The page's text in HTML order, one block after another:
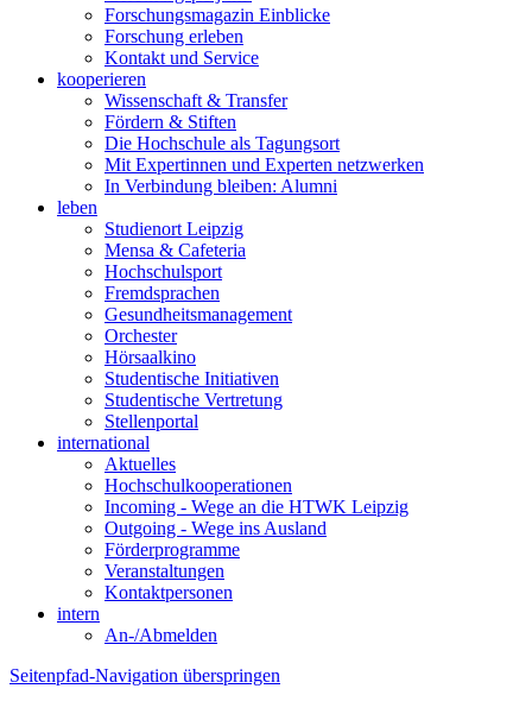
Forschungsmagazin Einblicke
Forschung erleben
Kontakt und Service
kooperieren
Wissenschaft & Transfer
Fördern & Stiften
Die Hochschule als Tagungsort
Mit Expertinnen und Experten netzwerken
In Verbindung bleiben: Alumni
leben
Studienort Leipzig
Mensa & Cafeteria
Hochschulsport
Fremdsprachen
Gesundheitsmanagement
Orchester
Hörsaalkino
Studentische Initiativen
Studentische Vertretung
Stellenportal
international
Aktuelles
Hochschulkooperationen
Incoming - Wege an die HTWK Leipzig
Outgoing - Wege ins Ausland
Förderprogramme
Veranstaltungen
Kontaktpersonen
intern
An-/Abmelden
Seitenpfad-Navigation überspringen